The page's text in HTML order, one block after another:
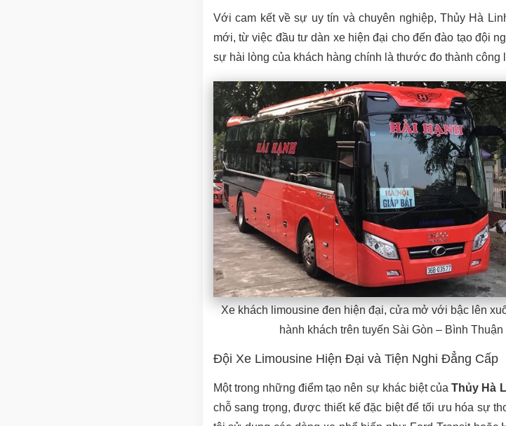
Với cam kết về sự uy tín và chuyên nghiệp, Thủy Hà
mới, từ việc đầu tư dàn xe hiện đại cho đến đào tạo đội
sự hài lòng của khách hàng chính là thước đo thành công
Xe khách limousine đen hiện đại, cửa mở với bậc lên
hành khách trên tuyến Sài Gòn – Bình
Đội Xe Limousine Hiện Đại và Tiện Nghi Đẳng Cấp
Một trong những điểm tạo nên sự khác biệt củaThủy Hà
chỗ sang trọng, được thiết kế đặc biệt để tối ưu hóa sự